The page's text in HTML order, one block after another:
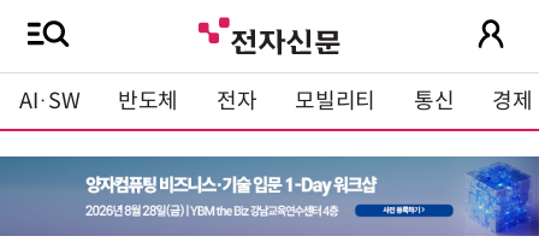
AI·SW 반도체 전자 모빌리티 통신 경제